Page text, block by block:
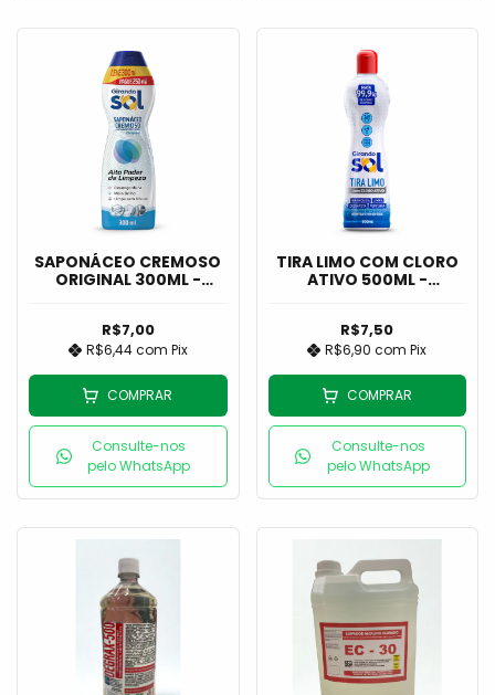
SAPONÁCEO CREMOSO
ORIGINAL 300ML -
R$7,00
R$6,44com Pix
COMPRAR
Consulte-nos
pelo WhatsApp
TIRA LIMO COM CLORO
ATIVO 500ML -
R$7,50
R$6,90com Pix
COMPRAR
Consulte-nos
pelo WhatsApp